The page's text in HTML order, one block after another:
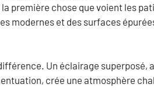
première chose que voient les
modernes et des surfaces
Un éclairage superposé,
crée une atmosphère